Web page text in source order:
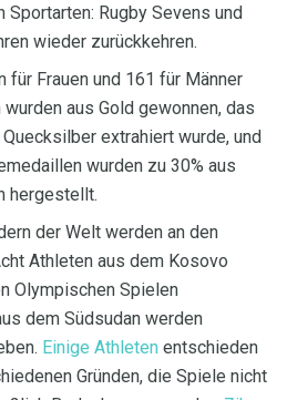
Sportarten: Rugby Sevens und
wieder zurückkehren.
für Frauen und 161 für Männer
aus Gold gewonnen, das
extrahiert wurde, und
wurden zu 30% aus
hergestellt.
der Welt werden an den
Athleten aus dem Kosovo
Olympischen Spielen
dem Südsudan werden
Einige Athleten entschieden
Gründen, die Spiele nicht